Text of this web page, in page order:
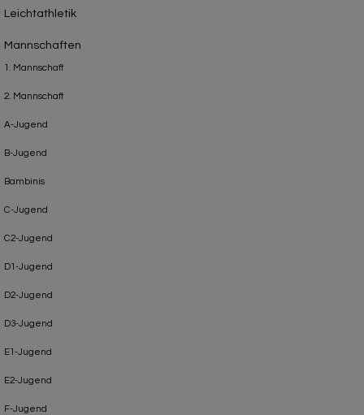
Leichtathletik
Mannschaften
1. Mannschaft
2. Mannschaft
A-Jugend
B-Jugend
Bambinis
C-Jugend
C2-Jugend
D1-Jugend
D2-Jugend
D3-Jugend
E1-Jugend
E2-Jugend
F-Jugend